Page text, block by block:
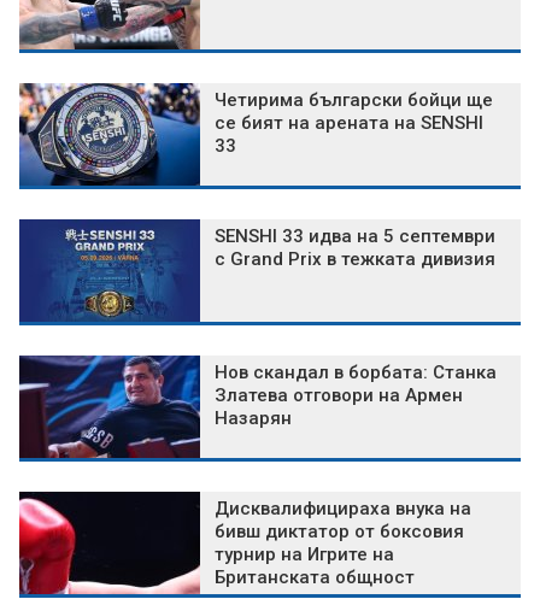
Четирима български бойци ще
се бият на арената на SENSHI
33
SENSHI 33 идва на 5 септември
с Grand Prix в тежката дивизия
Нов скандал в борбата: Станка
Златева отговори на Армен
Назарян
Дисквалифицираха внука на
бивш диктатор от боксовия
турнир на Игрите на
Британската общност